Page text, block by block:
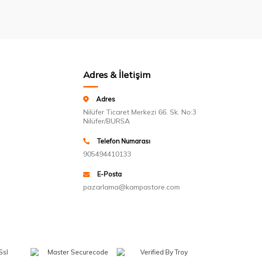
Adres & İletişim
Adres
Nilüfer Ticaret Merkezi 66. Sk. No:3
Nilüfer/BURSA
Telefon Numarası
905494410133
E-Posta
pazarlama@kampastore.com